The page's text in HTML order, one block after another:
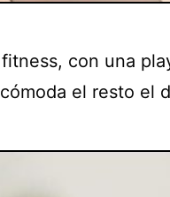
con una
el resto el